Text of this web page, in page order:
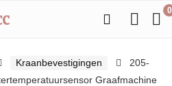
0
Kraanbevestigingen
205-
Graafmachine